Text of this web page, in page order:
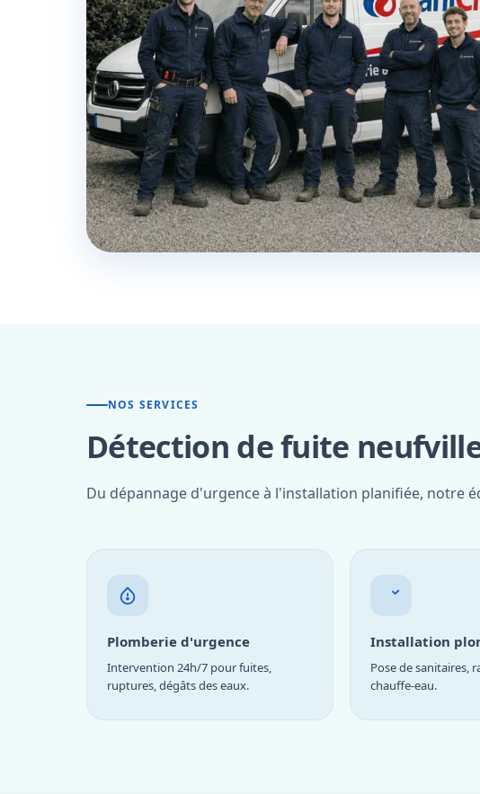
NOS SERVICES
Détection de fuite
Du dépannage d'urgence à l'installation planifiée, notre
Plomberie d'urgence
Intervention 24h/7 pour fuites,
ruptures, dégâts des eaux.
Installation
Pose de sanitaires,
chauffe-eau.